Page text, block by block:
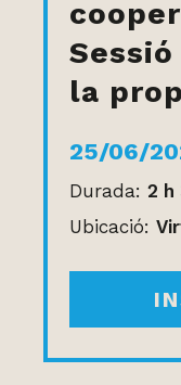
la
25/06/
Durada: 2 h
Ubicació: